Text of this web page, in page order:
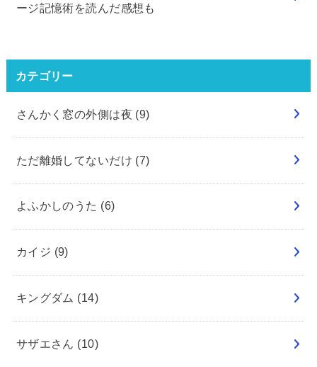
ージ記憶術を読んだ感想も
カテゴリー
さんかく窓の外側は夜 (9)
ただ離婚してないだけ (7)
よふかしのうた (6)
カイジ (9)
キングダム (14)
サザエさん (10)